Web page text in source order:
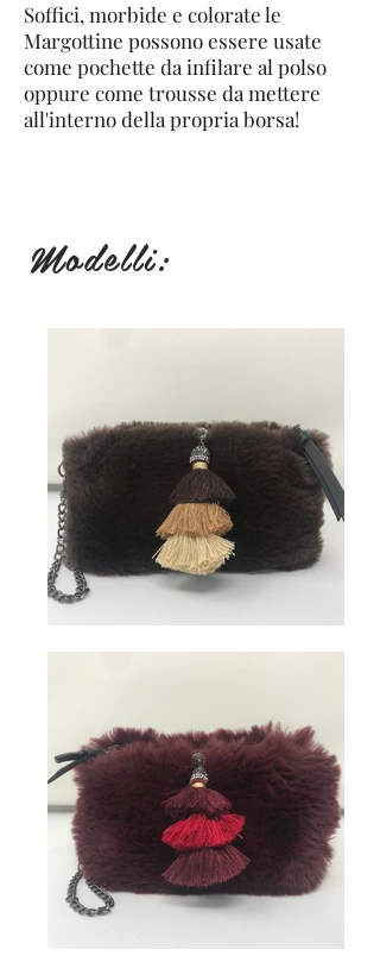
Soffici, morbide e colorate le
Margottine possono essere usate
come pochette da infilare al polso
oppure come trousse da mettere
all'interno della propria borsa!
Modelli: